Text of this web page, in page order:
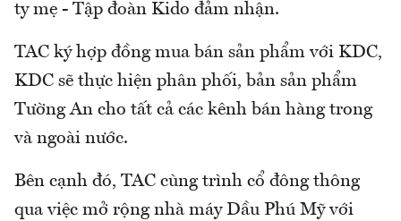
ty mẹ - Tập đoàn Kido đảm nhận.
TAC ký hợp đồng mua bán sản phẩm với KDC,
KDC sẽ thực hiện phân phối, bản sản phẩm
Tường An cho tất cả các kênh bán hàng trong
và ngoài nước.
Bên cạnh đó, TAC cùng trình cổ đông thông
qua việc mở rộng nhà máy Dầu Phú Mỹ với